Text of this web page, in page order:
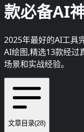
款必备AI
2025年最好的AI工具
AI绘图,精选13款经过
场景和实战经验。
文章目录(28)